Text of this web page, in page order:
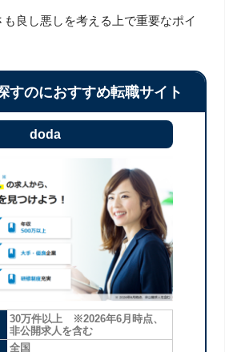
良し悪しを考える上で重要なポイ
すのにおすすめ転職サイト
doda
30万件以上 ※2026年6月時点、
非公開求人を含む
全国